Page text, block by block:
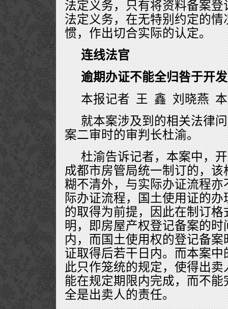
法定义务，只有将资料备案
法定义务，在无特别约定的
惯，作出切合实际的认定。
连线法官
逾期办证不能全归咎于开
本报记者 王 鑫 刘晓燕
就本案涉及到的相关法律
案二审时的审判长杜渝。
杜渝告诉记者，本案中，
成都市房管局统一制订的，
糊不清外，与实际办证流程
际办证流程，国土使用证的
的取得为前提，因此在制订
明，即房屋产权登记备案的
内，而国土使用权的登记备
证取得后若干日内。而本案
此只作笼统的规定，使得出
能在规定期限内完成，而不
全是出卖人的责任。